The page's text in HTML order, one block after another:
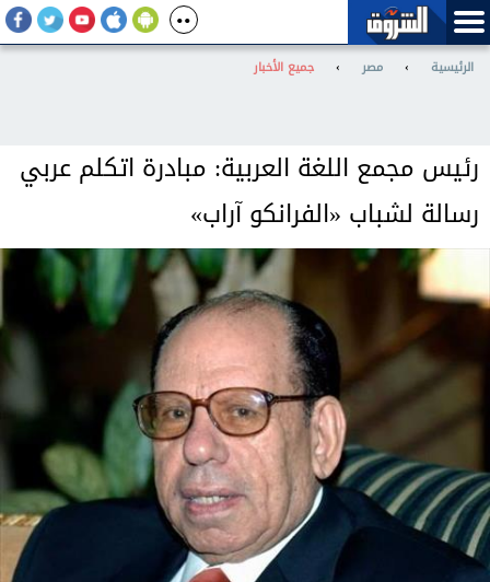
الرئيسية › مصر › جميع الأخبار
رئيس مجمع اللغة العربية: مبادرة اتكلم عربي
رسالة لشباب «الفرانكو آراب»